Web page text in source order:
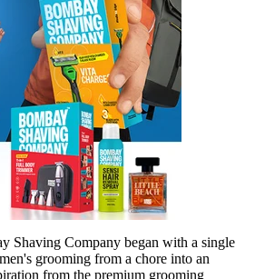
Shaving Company began with a single
grooming from a chore into an
from the premium grooming